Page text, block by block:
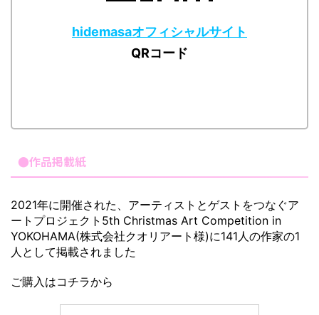
hidemasaオフィシャルサイト
QRコード
●作品掲載紙
2021年に開催された、アーティストとゲストをつなぐア
ートプロジェクト5th Christmas Art Competition in
YOKOHAMA(株式会社クオリアート様)に141人の作家の1
人として掲載されました
ご購入はコチラから